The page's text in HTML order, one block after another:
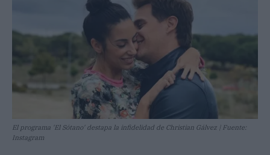
El programa 'El Sótano' destapa la infidelidad de Christian Gálvez | Fuente:
Instagram